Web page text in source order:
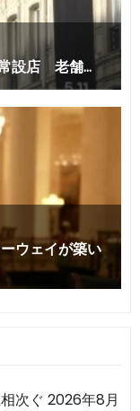
次ぐ 2026年8月